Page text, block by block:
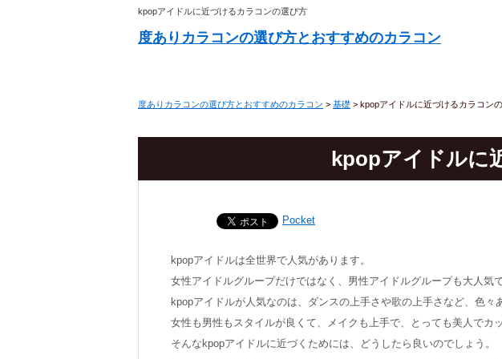
kpopアイドルに近づけるカラコンの選び方
度ありカラコンの選び方とおすすめのカラコン
度ありカラコンの選び方とおすすめのカラコン > 基礎 > kpopアイドルに近づけるカラコン
kpopアイドルに
Pocket
kpopアイドルは全世界で人気があります。
女性アイドルグループだけではなく、男性アイドルグループも大人気
kpopアイドルが人気なのは、ダンスの上手さや歌の上手さなど、色々
女性も男性もスタイルが良くて、メイクも上手で、とっても美人でカ
そんなkpopアイドルに近づくためには、どうしたら良いのでしょう。